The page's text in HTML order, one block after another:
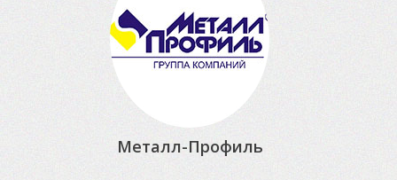
Металл-Профиль